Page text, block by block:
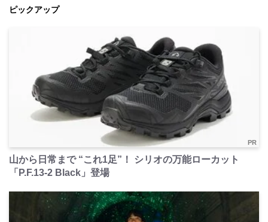
ピックアップ
PR
山から日常まで “これ1足”！ シリオの万能ローカット
「P.F.13-2 Black」登場